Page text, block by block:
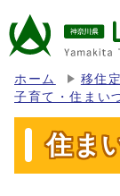
ホーム 移住
子育て・住まい
住ま